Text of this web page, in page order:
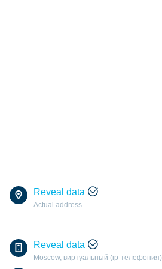
Reveal data
Actual address
Reveal data
Moscow, виртуальный (ip-телефония)